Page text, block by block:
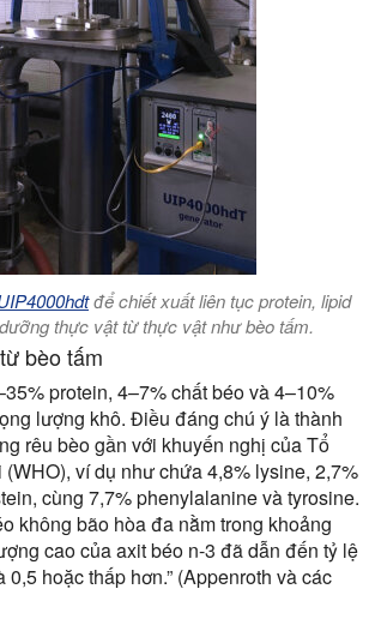
để chiết xuất liên tục protein, lipid
thực vật từ thực vật như bèo tấm.
bèo tấm
protein, 4–7% chất béo và 4–10%
lượng khô. Điều đáng chú ý là thành
rêu bèo gần với khuyến nghị của Tổ
ví dụ như chứa 4,8% lysine, 2,7%
cùng 7,7% phenylalanine và tyrosine.
không bão hòa đa nằm trong khoảng
cao của axit béo n-3 đã dẫn đến tỷ lệ
0,5 hoặc thấp hơn.” (Appenroth và các